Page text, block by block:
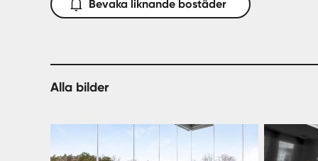
Bevaka liknande bostäder
Alla bilder